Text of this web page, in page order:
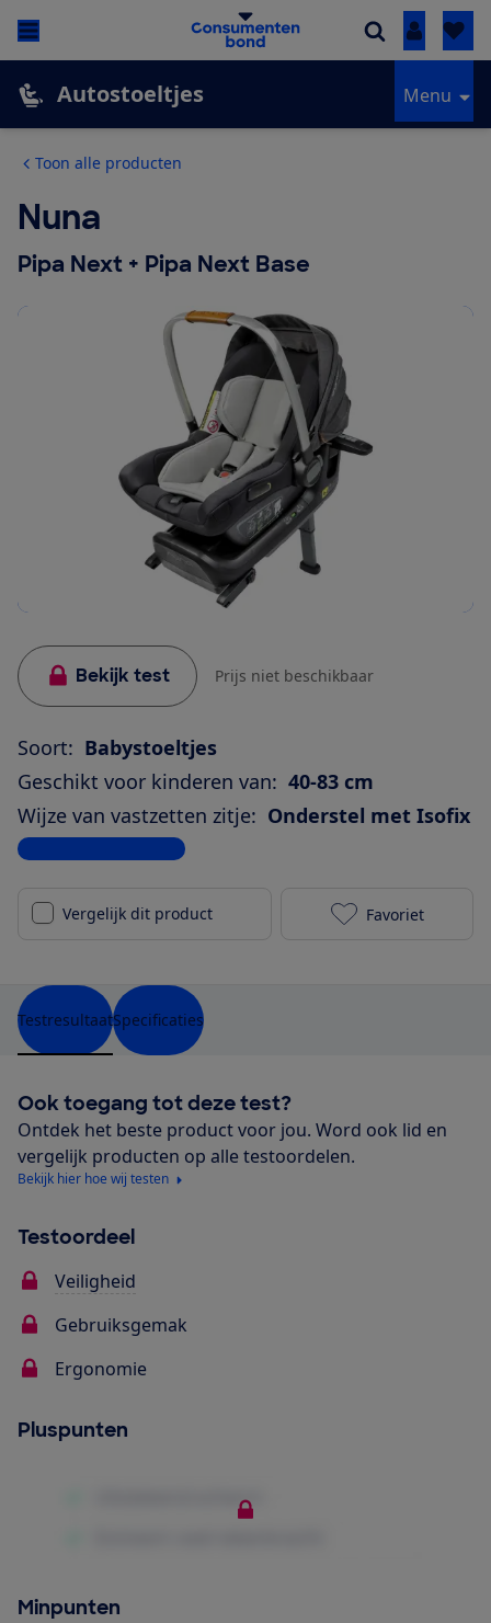
Inloggen
Autostoeltjes Menu
Toon alle producten
Nuna
Pipa Next + Pipa Next Base
Bekijk test Prijs niet beschikbaar
Soort: Babystoeltjes
Geschikt voor kinderen van: 40-83 cm
Wijze van vastzetten zitje: Onderstel met Isofix
Bekijk alle specificaties
Vergelijk dit product Nuna Pipa
Favoriet
TestresultaatSpecificaties
Ook toegang tot deze test?
Ontdek het beste product voor jou. Word ook lid en
vergelijk producten op alle testoordelen.
Bekijk hier hoe wij testen
Testoordeel
Veiligheid
Gebruiksgemak
Ergonomie
Pluspunten
Minpunten